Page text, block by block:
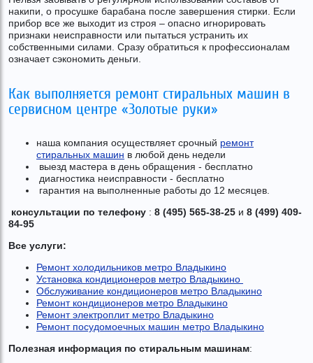
накипи, о просушке барабана после завершения стирки. Если
прибор все же выходит из строя – опасно игнорировать
признаки неисправности или пытаться устранить их
собственными силами. Сразу обратиться к профессионалам
означает сэкономить деньги.
Как выполняется ремонт стиральных машин в
сервисном центре «Золотые руки»
наша компания осуществляет срочный ремонт
стиральных машин в любой день недели
выезд мастера в день обращения - бесплатно
диагностика неисправности - бесплатно
гарантия на выполненные работы до 12 месяцев.
консультации по телефону : 8 (495) 565-38-25 и 8 (499) 409-
84-95
Все услуги:
Ремонт холодильников метро Владыкино
Установка кондиционеров метро Владыкино
Обслуживание кондиционеров метро Владыкино
Ремонт кондиционеров метро Владыкино
Ремонт электроплит метро Владыкино
Ремонт посудомоечных машин метро Владыкино
Полезная информация по стиральным машинам: